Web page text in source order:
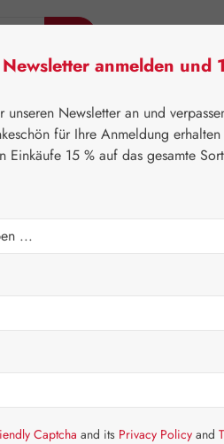
⌂ Gall Pharma
anmelden und
Newsletter an und
für Ihre Anmeldung
Einkäufe 15 % auf das gesamte
Captcha and its Privacy Policy and